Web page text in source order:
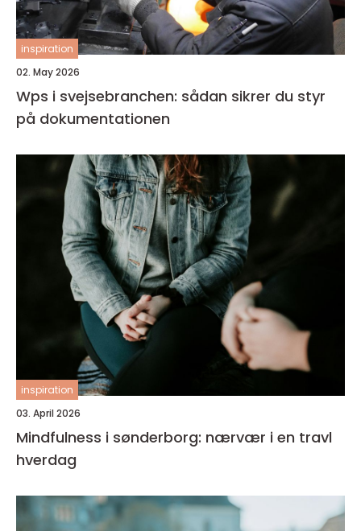
inspiration
02. May 2026
Wps i svejsebranchen: sådan sikrer du styr
på dokumentationen
inspiration
03. April 2026
Mindfulness i sønderborg: nærvær i en travl
hverdag